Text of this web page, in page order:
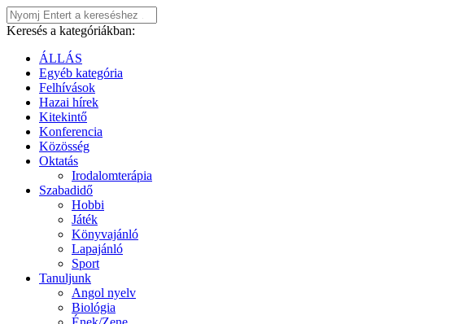
Keresés a kategóriákban:
ÁLLÁS
Egyéb kategória
Felhívások
Hazai hírek
Kitekintő
Konferencia
Közösség
Oktatás
Irodalomterápia
Szabadidő
Hobbi
Játék
Könyvajánló
Lapajánló
Sport
Tanuljunk
Angol nyelv
Biológia